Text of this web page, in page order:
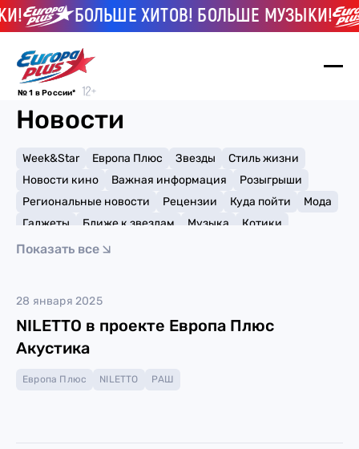
БОЛЬШЕ ХИТОВ! БОЛЬШЕ МУЗЫКИ!
№ 1 в России*
Новости
Week&Star Европа Плюс Звезды
Стиль жизни
Новости кино
Важная информация
Розыгрыши
Региональные новости
Рецензии Куда пойти
Мода
Гаджеты
Ближе к звездам Музыка
Котики
Мемы и тренды
Показать все
28 января 2025
NILETTO в проекте Европа Плюс
Акустика
Европа Плюс NILETTO РАШ